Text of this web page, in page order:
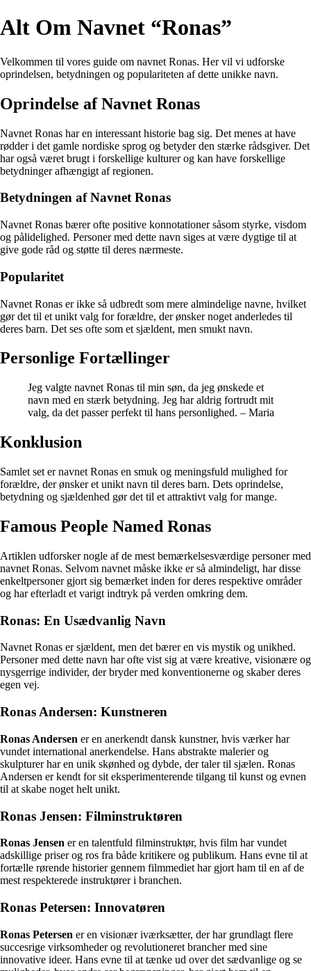
Alt Om Navnet “Ronas”
Velkommen til vores guide om navnet Ronas. Her vil vi udforske
oprindelsen, betydningen og populariteten af dette unikke navn.
Oprindelse af Navnet Ronas
Navnet Ronas har en interessant historie bag sig. Det menes at have
rødder i det gamle nordiske sprog og betyder den stærke rådsgiver. Det
har også været brugt i forskellige kulturer og kan have forskellige
betydninger afhængigt af regionen.
Betydningen af Navnet Ronas
Navnet Ronas bærer ofte positive konnotationer såsom styrke, visdom
og pålidelighed. Personer med dette navn siges at være dygtige til at
give gode råd og støtte til deres nærmeste.
Popularitet
Navnet Ronas er ikke så udbredt som mere almindelige navne, hvilket
gør det til et unikt valg for forældre, der ønsker noget anderledes til
deres barn. Det ses ofte som et sjældent, men smukt navn.
Personlige Fortællinger
Jeg valgte navnet Ronas til min søn, da jeg ønskede et
navn med en stærk betydning. Jeg har aldrig fortrudt mit
valg, da det passer perfekt til hans personlighed. – Maria
Konklusion
Samlet set er navnet Ronas en smuk og meningsfuld mulighed for
forældre, der ønsker et unikt navn til deres barn. Dets oprindelse,
betydning og sjældenhed gør det til et attraktivt valg for mange.
Famous People Named Ronas
Artiklen udforsker nogle af de mest bemærkelsesværdige personer med
navnet Ronas. Selvom navnet måske ikke er så almindeligt, har disse
enkeltpersoner gjort sig bemærket inden for deres respektive områder
og har efterladt et varigt indtryk på verden omkring dem.
Ronas: En Usædvanlig Navn
Navnet Ronas er sjældent, men det bærer en vis mystik og unikhed.
Personer med dette navn har ofte vist sig at være kreative, visionære og
nysgerrige individer, der bryder med konventionerne og skaber deres
egen vej.
Ronas Andersen: Kunstneren
Ronas Andersen er en anerkendt dansk kunstner, hvis værker har
vundet international anerkendelse. Hans abstrakte malerier og
skulpturer har en unik skønhed og dybde, der taler til sjælen. Ronas
Andersen er kendt for sit eksperimenterende tilgang til kunst og evnen
til at skabe noget helt unikt.
Ronas Jensen: Filminstruktøren
Ronas Jensen er en talentfuld filminstruktør, hvis film har vundet
adskillige priser og ros fra både kritikere og publikum. Hans evne til at
fortælle rørende historier gennem filmmediet har gjort ham til en af de
mest respekterede instruktører i branchen.
Ronas Petersen: Innovatøren
Ronas Petersen er en visionær iværksætter, der har grundlagt flere
succesrige virksomheder og revolutioneret brancher med sine
innovative ideer. Hans evne til at tænke ud over det sædvanlige og se